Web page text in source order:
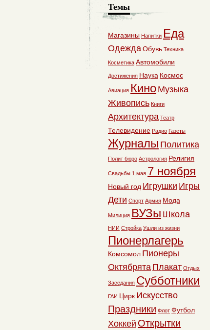
Темы
Магазины Напитки Еда
ОдеждаОбувь Техника
Косметика Автомобили
Достижения Наука Космос
Авиация Кино Музыка
Живопись Книги
Архитектура Театр
Телевидение Радио Газеты
Журналы Политика
Полит бюро Астрология Религия
Свадьбы 1 мая 7 ноября
Новый год Игрушки Игры
Дети Спорт Армия Мода
Милиция ВУЗы Школа
НИИ Стройка Ушли из жизни
Пионерлагерь
Комсомол Пионеры
Октябрята Плакат Отдых
Заседания Субботники
ГАИ Цирк Искусство
Праздники Флот Футбол
Хоккей Открытки